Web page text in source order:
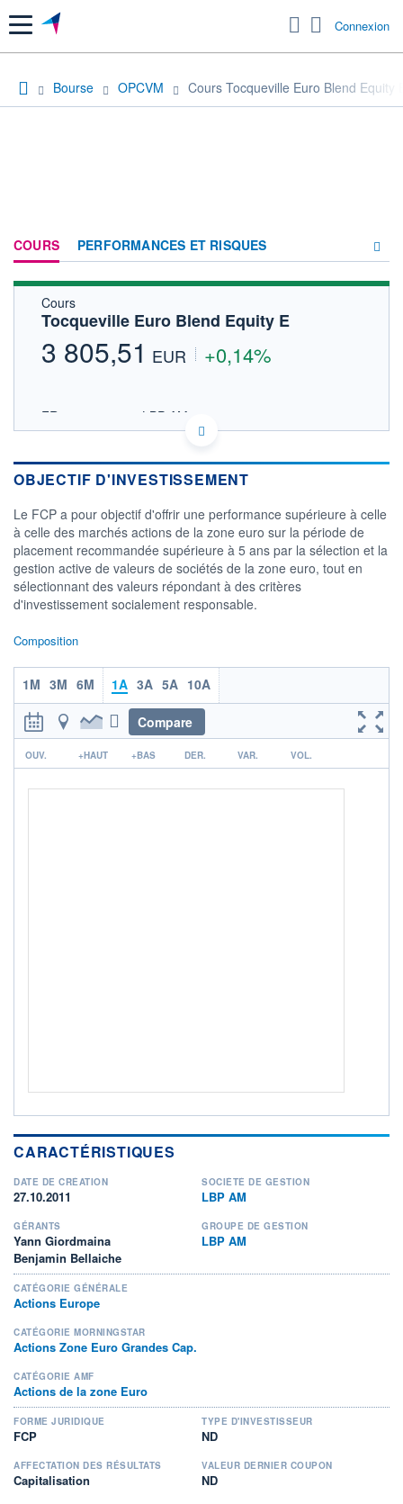
Menu Connexion
Bourse OPCVM Cours Tocqueville Euro Blend Equity
COURS PERFORMANCES ET RISQUES
FORUM
Cours
Tocqueville Euro Blend Equity E
3 805,51 EUR +0,14%
FR0011133453 - LBP AM
OPCVM DERNIER COURS CONNU AU 06/08/2026
04/12 07/04
3 500
Actions Zone Euro
FONDS PARTENAIRES
TARIFS PRIVILÉGIÉS 0%
ÉLIGIBILITÉ
PEA PEA-PME BOURSOVIE LUX
BOURSOVIE
CTO BUSINESS
Non éligible Boursobank
OBJECTIF D'INVESTISSEMENT
Le FCP a pour objectif d'offrir une performance supérieure à celle
à celle des marchés actions de la zone euro sur la période de
placement recommandée supérieure à 5 ans par la sélection et la
gestion active de valeurs de sociétés de la zone euro, tout en
sélectionnant des valeurs répondant à des critères
d'investissement socialement responsable.
Composition
1M 3M 6M 1A 3A 5A 10A
Compare
r
OUV. +HAUT +BAS DER. VAR. VOL.
CARACTÉRISTIQUES
DATE DE CRÉATION
27.10.2011
SOCIÉTÉ DE GESTION
LBP AM
GÉRANTS
Yann Giordmaina
Benjamin Bellaiche
GROUPE DE GESTION
LBP AM
CATÉGORIE GÉNÉRALE
Actions Europe
CATÉGORIE MORNINGSTAR
Actions Zone Euro Grandes Cap.
CATÉGORIE AMF
Actions de la zone Euro
FORME JURIDIQUE
FCP
TYPE D'INVESTISSEUR
ND
AFFECTATION DES RÉSULTATS
Capitalisation
VALEUR DERNIER COUPON
ND